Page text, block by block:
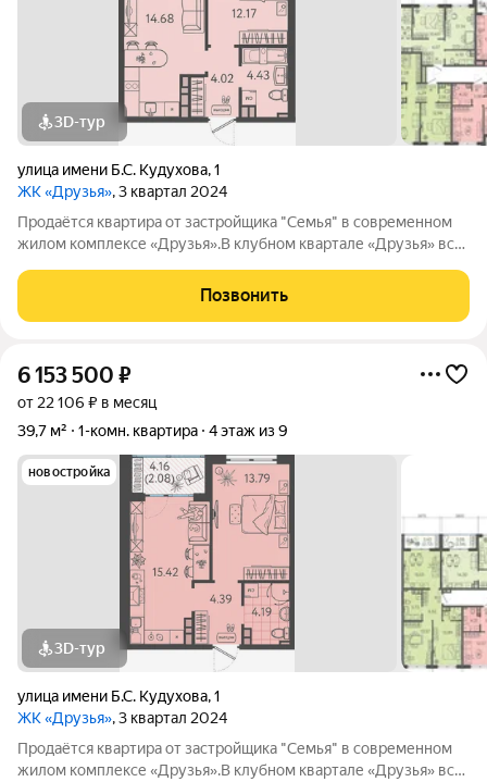
3D-тур
улица имени Б.С. Кудухова,1
ЖК «Друзья», 3 квартал 2024
Продаётся квартира от застройщика "Семья" в современном
жилом комплексе «Друзья».В клубном квартале «Друзья» все
Бесплатные игровая комната для детей и антикафе для
подростков; Широкие лоджии до 1,5
Позвонить
6 153 500 ₽
от 22 106 ₽ в месяц
39,7 м²
1-комн. квартира 4 этаж из 9
новостройка
3D-тур
улица имени Б.С. Кудухова,1
ЖК «Друзья», 3 квартал 2024
Продаётся квартира от застройщика "Семья" в современном
жилом комплексе «Друзья».В клубном квартале «Друзья» все